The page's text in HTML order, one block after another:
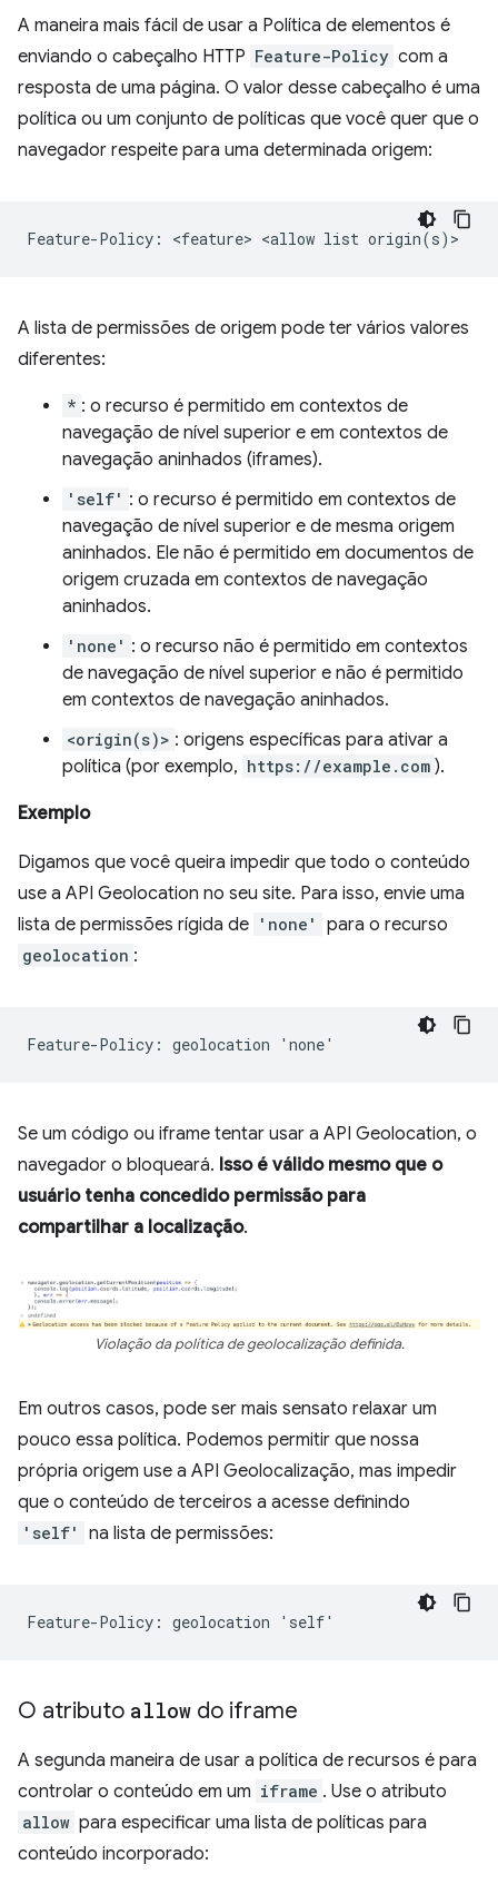
A maneira mais fácil de usar a Política de elementos é
enviando o cabeçalho HTTP Feature-Policy com a
resposta de uma página. O valor desse cabeçalho é uma
política ou um conjunto de políticas que você quer que o
navegador respeite para uma determinada origem:
A lista de permissões de origem pode ter vários valores
diferentes:
* : o recurso é permitido em contextos de
navegação de nível superior e em contextos de
navegação aninhados (iframes).
'self' : o recurso é permitido em contextos de
navegação de nível superior e de mesma origem
aninhados. Ele não é permitido em documentos de
origem cruzada em contextos de navegação
aninhados.
'none' : o recurso não é permitido em contextos
de navegação de nível superior e não é permitido
em contextos de navegação aninhados.
<origin(s)> : origens específicas para ativar a
política (por exemplo, https://example.com ).
Exemplo
Digamos que você queira impedir que todo o conteúdo
use a API Geolocation no seu site. Para isso, envie uma
lista de permissões rígida de 'none' para o recurso
geolocation :
Se um código ou iframe tentar usar a API Geolocation, o
navegador o bloqueará. Isso é válido mesmo que o
usuário tenha concedido permissão para
compartilhar a localização.
Violação da política de geolocalização definida.
Em outros casos, pode ser mais sensato relaxar um
pouco essa política. Podemos permitir que nossa
própria origem use a API Geolocalização, mas impedir
que o conteúdo de terceiros a acesse definindo
'self' na lista de permissões:
O atributo allow do iframe
A segunda maneira de usar a política de recursos é para
controlar o conteúdo em um iframe . Use o atributo
allow para especificar uma lista de políticas para
conteúdo incorporado: